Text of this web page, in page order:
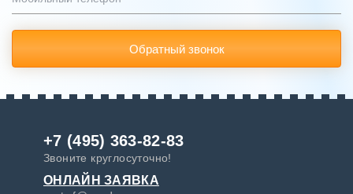
Обратный звонок
+7 (495) 363-82-83
Звоните круглосуточно!
ОНЛАЙН ЗАЯВКА